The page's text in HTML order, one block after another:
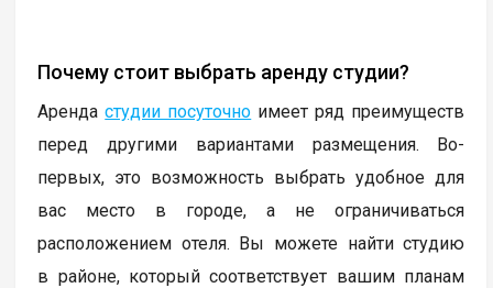
Почему стоит выбрать аренду студии?
Арендастудии посуточно имеет ряд преимуществ
перед другими вариантами размещения. Во-
первых, это возможность выбрать удобное для
вас место в городе, а не ограничиваться
расположением отеля. Вы можете найти студию
в районе, который соответствует вашим планам